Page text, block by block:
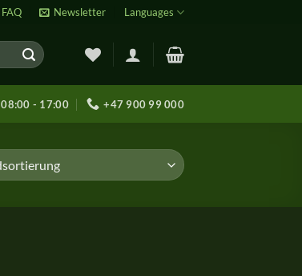
FAQ Newsletter Languages
08:00 - 17:00 +47 900 99 000